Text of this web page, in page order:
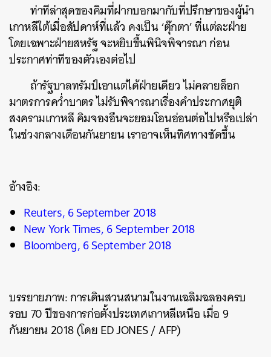
ท่าทีล่าสุดของคิมที่ฝากบอกมากับที่ปรึกษาของผู้นำ
เกาหลีใต้เมื่อสัปดาห์ที่แล้ว คงเป็น ‘ตุ๊กตา’ ที่แต่ละฝ่าย
โดยเฉพาะฝ่ายสหรัฐ จะหยิบขึ้นพินิจพิจารณา ก่อน
ประกาศท่าทีของตัวเองต่อไป
ถ้ารัฐบาลทรัมป์เอาแต่ได้ฝ่ายเดียว ไม่คลายล็อก
มาตรการคว่ำบาตร ไม่รับพิจารณาเรื่องคำประกาศยุติ
สงครามเกาหลี คิมจองอึนจะยอมโอนอ่อนต่อไปหรือเปล่า
ในช่วงกลางเดือนกันยายน เราอาจเห็นทิศทางชัดขึ้น
อ้างอิง:
Reuters, 6 September 2018
New York Times, 6 September 2018
Bloomberg, 6 September 2018
บรรยายภาพ: การเดินสวนสนามในงานเฉลิมฉลองครบ
รอบ 70 ปีของการก่อตั้งประเทศเกาหลีเหนือ เมื่อ 9
กันยายน 2018 (โดย ED JONES / AFP)